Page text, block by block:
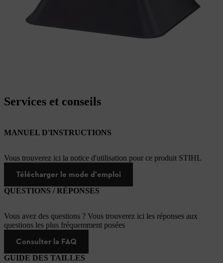
Services et conseils
MANUEL D'INSTRUCTIONS
Vous trouverez ici la notice d'utilisation pour ce produit STIHL
Télécharger le mode d'emploi
QUESTIONS / RÉPONSES
Vous avez des questions ? Vous trouverez ici les réponses aux
questions les plus fréquemment posées
Consulter la FAQ
GUIDE DES TAILLES